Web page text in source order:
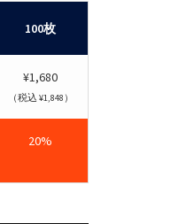
100枚
¥1,680
（税込 ¥1,848）
20%